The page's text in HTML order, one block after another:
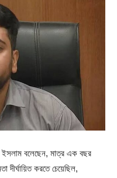
ইসলাম বলেছেন, মাত্র এক বছর
দীর্ঘায়িত করতে চেয়েছিল,